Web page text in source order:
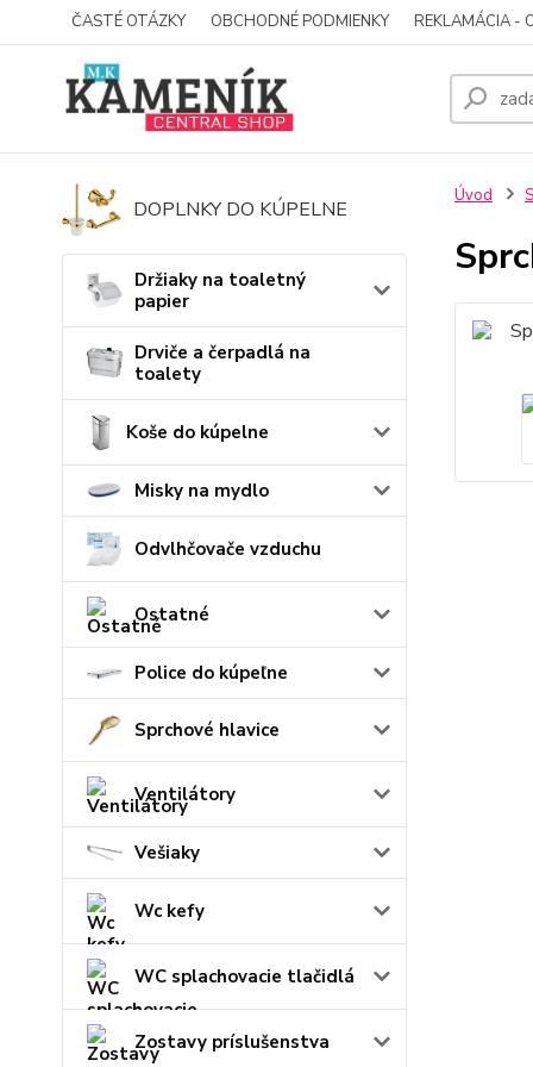
ČASTÉ OTÁZKY OBCHODNÉ PODMIENKY REKLAMÁCIA -
DOPLNKY DO KÚPELNE
Držiaky na toaletný
papier
Drviče a čerpadlá na
toalety
Koše do kúpelne
Misky na mydlo
Odvlhčovače vzduchu
Ostatné
Police do kúpeľne
Sprchové hlavice
Ventilátory
Vešiaky
Wc kefy
WC splachovacie tlačidlá
Zostavy príslušenstva
Úvod